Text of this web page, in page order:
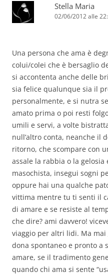
Stella Maria
02/06/2012 alle
Una persona che ama è
colui/colei che è bersaglio
si accontenta anche delle
sia felice qualunque sia il
personalmente, e si nutra
amato prima o poi resti
umili e servi, a volte
null’altro conta, neanche il
ritorno, che scompare con
assale la rabbia o la
masochista, insegui sogni
oppure hai una qualche
vittima mentre tu ti senti il
di amare e se resiste al
che dire? ami davvero!
viaggio per altri lidi. Ma mai
dona spontaneo e pronto a
amare, se il tradimento
quando chi ama si sente